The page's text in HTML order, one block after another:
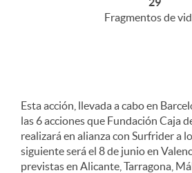
Fragmentos de
Esta acción, llevada a cabo en
las 6 acciones que Fundación Caja
realizará en alianza con Surfrider a
siguiente será el 8 de junio en
previstas en Alicante, Tarragona,